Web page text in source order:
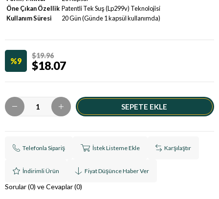
Öne Çıkan Özellik Patentli Tek Suş (Lp299v) Teknolojisi
Kullanım Süresi
20 Gün (Günde 1 kapsül kullanımda)
9
$19.96
$18.07
Telefonla Sipariş İstek Listeme Ekle Karşılaştır
İndirimli Ürün Fiyat Düşünce Haber Ver
Sorular (0) ve Cevaplar (0)